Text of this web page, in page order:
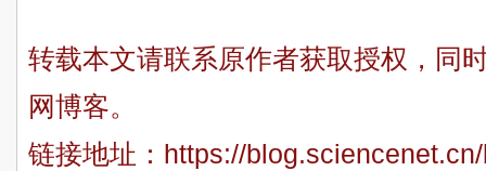
转载本文请联系原作者获取授权，同
网博客。
链接地址： https://